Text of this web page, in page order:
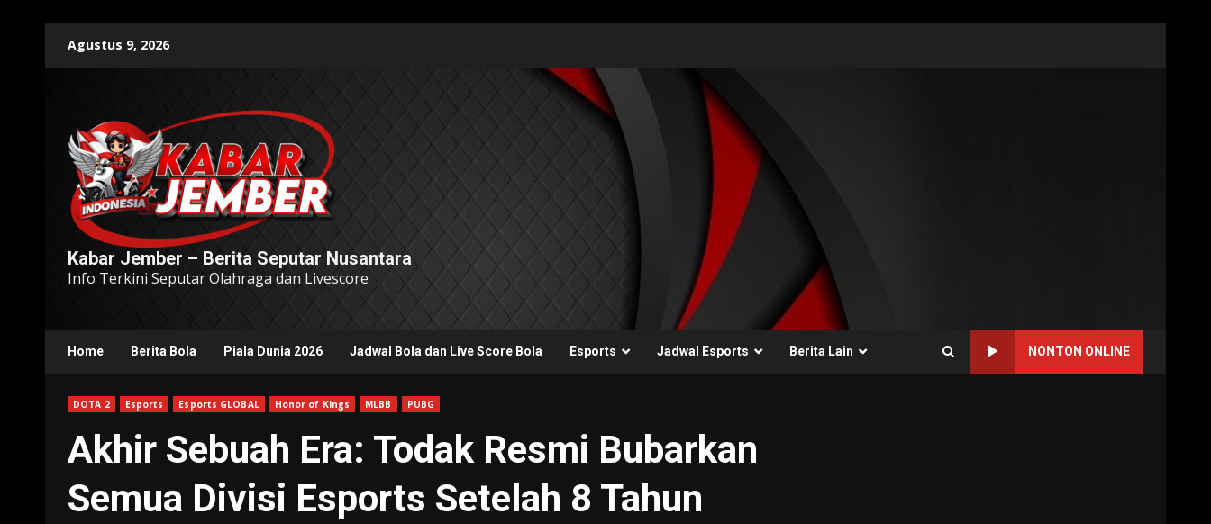
Agustus 9, 2026
Kabar Jember – Berita Seputar Nusantara
Info Terkini Seputar Olahraga dan Livescore
Home Berita Bola Piala Dunia 2026 Jadwal Bola dan Live Score Bola Esports Jadwal Esports Berita Lain NONTON ONLINE
DOTA 2 Esports Esports GLOBAL Honor of Kings MLBB PUBG
Akhir Sebuah Era: Todak Resmi Bubarkan
Semua Divisi Esports Setelah 8 Tahun